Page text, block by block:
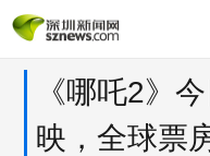
《哪吒2》
映，全球票